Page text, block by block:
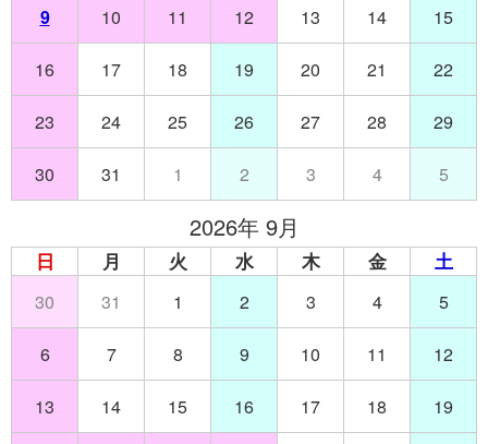
9 10 11 12 13 14 15
16 17 18 19 20 21 22
23 24 25 26 27 28 29
30 31 1 2 3 4 5
2026年 9月
日 月 火 水 木 金 土
30 31 1 2 3 4 5
6 7 8 9 10 11 12
13 14 15 16 17 18 19